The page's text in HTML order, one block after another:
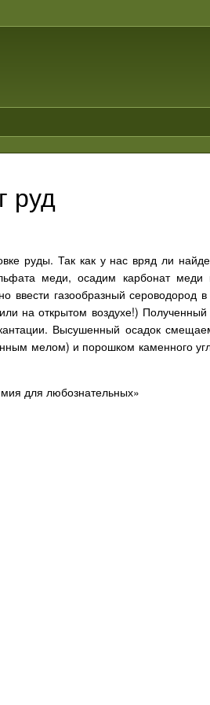
руд
руды. Так как у нас вряд ли
меди, осадим карбонат
ввести газообразный
на открытом воздухе!)
Высушенный осадок
мелом) и порошком каменного
для любознательных»